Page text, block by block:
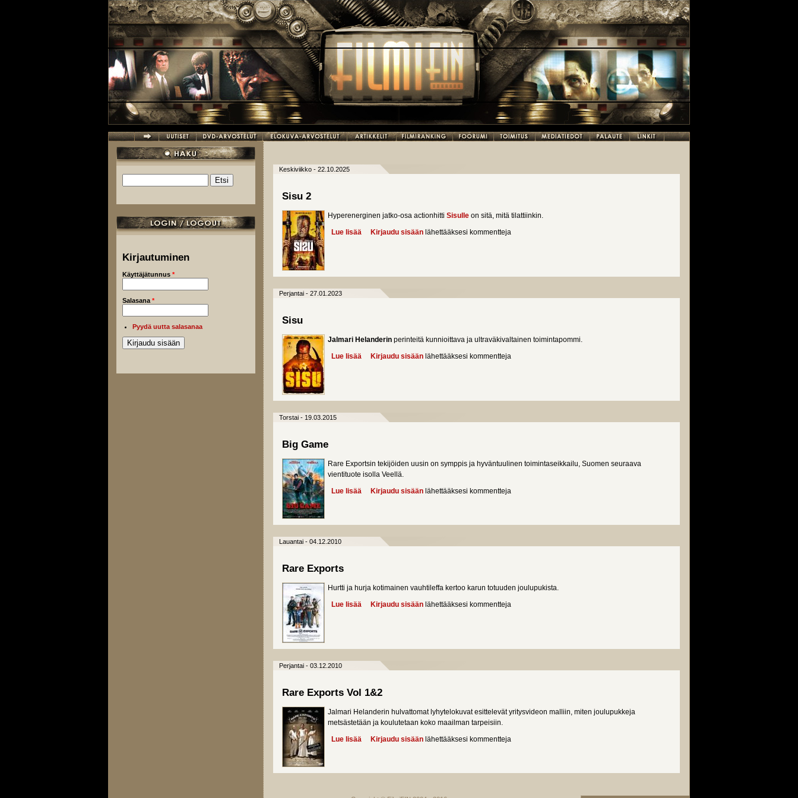
Hakulomake
Kirjautuminen
Käyttäjätunnus *
Salasana *
Pyydä uutta salasanaa
Keskiviikko - 22.10.2025
Sisu 2
Hyperenerginen jatko-osa actionhitti Sisulle on sitä, mitä tilattiinkin.
Lue lisää about Sisu 2
Kirjaudu sisään lähettääksesi kommentteja
Perjantai - 27.01.2023
Sisu
Jalmari Helanderin perinteitä kunnioittava ja ultraväkivaltainen toimintapommi.
Lue lisää about Sisu
Kirjaudu sisään lähettääksesi kommentteja
Torstai - 19.03.2015
Big Game
Rare Exportsin tekijöiden uusin on symppis ja hyväntuulinen toimintaseikkailu, Suomen seuraava
vientituote isolla Veellä.
Lue lisää about Big Game
Kirjaudu sisään lähettääksesi kommentteja
Lauantai - 04.12.2010
Rare Exports
Hurtti ja hurja kotimainen vauhtileffa kertoo karun totuuden joulupukista.
Lue lisää about Rare Exports
Kirjaudu sisään lähettääksesi kommentteja
Perjantai - 03.12.2010
Rare Exports Vol 1&2
Jalmari Helanderin hulvattomat lyhytelokuvat esittelevät yritysvideon malliin, miten joulupukkeja
metsästetään ja koulutetaan koko maailman tarpeisiin.
Lue lisää about Rare Exports Vol 1&2
Kirjaudu sisään lähettääksesi kommentteja